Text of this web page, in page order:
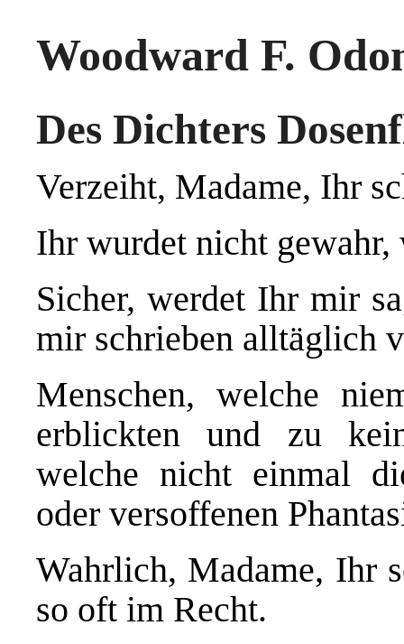
Woodward F.
Des Dichters
Verzeiht, Madame, Ihr
Ihr wurdet nicht gewahr,
Sicher, werdet Ihr mir
mir schrieben alltäglich
Menschen, welche
erblickten und zu
welche nicht einmal
oder versoffenen
Wahrlich, Madame, Ihr
so oft im Recht.